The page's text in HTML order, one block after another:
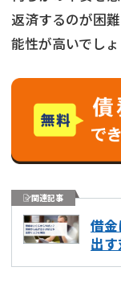
返済するのが困
能性が高いでしょ
関連記事
借
出